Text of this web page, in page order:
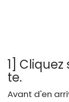
1]
te.
Avant d'en